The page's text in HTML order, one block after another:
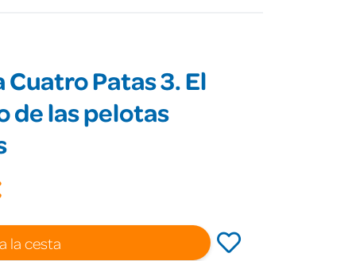
Cuatro Patas 3. El
de las pelotas
la cesta